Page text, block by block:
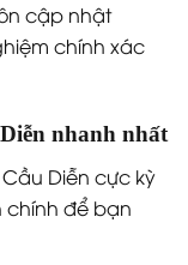
cập nhật
chính xác
nhanh nhất
Diễn cực kỳ
chính để bạn